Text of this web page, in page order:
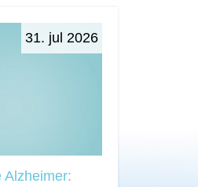
31. jul 2026
Alzheimer: